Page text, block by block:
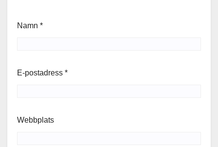
Namn *
E-postadress *
Webbplats